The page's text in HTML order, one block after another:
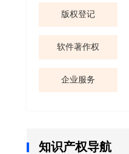
版权登记
软件著作权
企业服务
知识产权导航